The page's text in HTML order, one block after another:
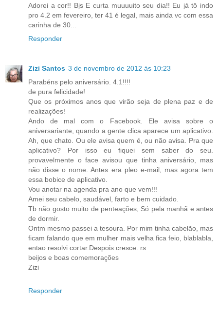
Adorei a cor!! Bjs E curta muuuuito seu dia!! Eu já tô indo
pro 4.2 em fevereiro, ter 41 é legal, mais ainda vc com essa
carinha de 30...
Responder
Zizi Santos 3 de novembro de 2012 às 10:23
Parabéns pelo aniversário. 4.1!!!!
de pura felicidade!
Que os próximos anos que virão seja de plena paz e de
realizações!
Ando de mal com o Facebook. Ele avisa sobre o
aniversariante, quando a gente clica aparece um aplicativo.
Ah, que chato. Ou ele avisa quem é, ou não avisa. Pra que
aplicativo? Por isso eu fiquei sem saber do seu.
provavelmente o face avisou que tinha aniversário, mas
não disse o nome. Antes era pleo e-mail, mas agora tem
essa bobice de aplicativo.
Vou anotar na agenda pra ano que vem!!!
Amei seu cabelo, saudável, farto e bem cuidado.
Tb não gosto muito de penteações, Só pela manhã e antes
de dormir.
Ontm mesmo passei a tesoura. Por mim tinha cabelão, mas
ficam falando que em mulher mais velha fica feio, blablabla,
entao resolvi cortar.Despois cresce. rs
beijos e boas comemorações
Zizi
Responder